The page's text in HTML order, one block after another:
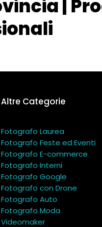
|
Altre Categorie
Fotografo Laurea
Fotografo Feste ed Eventi
Fotografo E-commerce
Fotografo Interni
Fotografo Google
Fotografo con Drone
Fotografo Auto
Fotografo Moda
Videomaker